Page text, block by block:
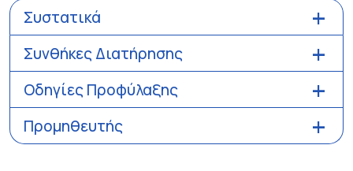
Συστατικά
Συνθήκες Διατήρησης
Οδηγίες Προφύλαξης
Προμηθευτής